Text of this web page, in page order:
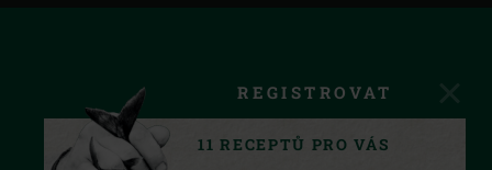
REGISTROVAT
11 RECEPTŮ PRO VÁS